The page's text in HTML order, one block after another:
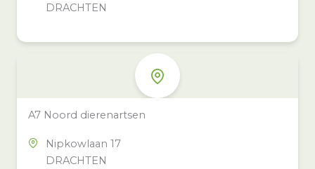
DRACHTEN
A7 Noord dierenartsen
Nipkowlaan 17
DRACHTEN